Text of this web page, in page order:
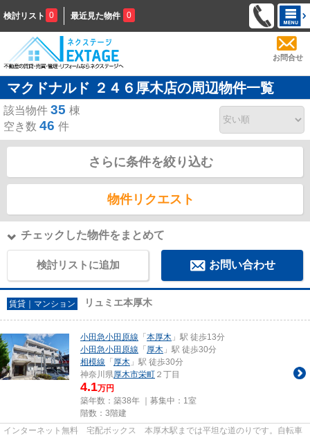
検討リスト 0 最近見た物件 0
お問合せ
マクドナルド ２４６厚木店の周辺物件一覧
該当物件 35 棟
空き数 46 件
さらに条件を絞り込む
物件リクエスト
チェックした物件をまとめて
検討リストに追加 お問い合わせ
賃貸｜マンション リュミエ本厚木
小田急小田原線 「本厚木 」駅 徒歩13分
小田急小田原線 「厚木 」駅 徒歩30分
相模線 「厚木 」駅 徒歩30分
神奈川県厚木市栄町 ２丁目
4.1万円
築年数：築38年 ｜募集中： 1室
階数：3階建
インターネット無料 宅配ボックス 本厚木駅までは平坦な道のりです。自転車